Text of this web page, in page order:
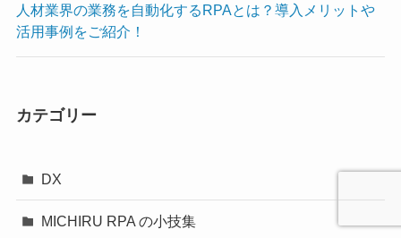
人材業界の業務を自動化するRPAとは？導入メリットや
活用事例をご紹介！
カテゴリー
DX
MICHIRU RPA の小技集